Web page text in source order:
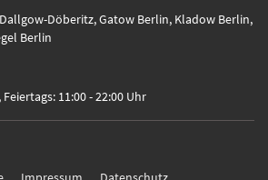
Döberitz, Gatow Berlin, Kladow Berlin,
Berlin
Feiertags: 11:00 - 22:00 Uhr